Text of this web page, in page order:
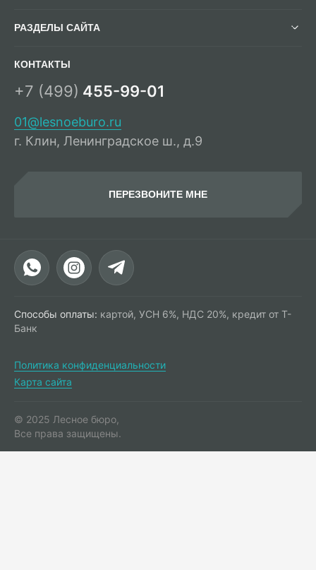
РАЗДЕЛЫ САЙТА
КОНТАКТЫ
+7 (499) 455-99-01
01@lesnoeburo.ru
г. Клин, Ленинградское ш., д.9
ПЕРЕЗВОНИТЕ МНЕ
© 2025 Лесное бюро,
Все права защищены.
Способы оплаты: картой, УСН 6%, НДС 20%, кредит от Т-
Банк
Политика конфиденциальности
Карта сайта